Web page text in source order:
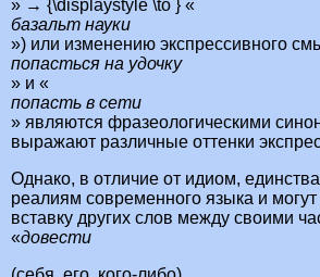
» → {\displaystyle \to } «
базальт науки
») или изменению экспрессивного
попасться на удочку
» и «
попасть в сети
» являются фразеологическими
выражают различные оттенки
Однако, в отличие от идиом,
реалиям современного языка и могут
вставку других слов между своими
«довести